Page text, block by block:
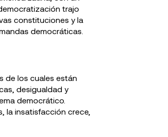
trajo
constituciones y la
democráticas.
de los cuales están
desigualdad y
democrático.
la insatisfacción crece,